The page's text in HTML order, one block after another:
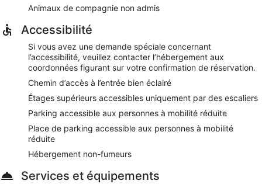
Animaux de compagnie non admis
Accessibilité
Si vous avez une demande spéciale concernant
l’accessibilité, veuillez contacter l’hébergement aux
coordonnées figurant sur votre confirmation de réservation.
Chemin d’accès à l’entrée bien éclairé
Étages supérieurs accessibles uniquement par des escaliers
Parking accessible aux personnes à mobilité réduite
Place de parking accessible aux personnes à mobilité
réduite
Hébergement non-fumeurs
Services et équipements